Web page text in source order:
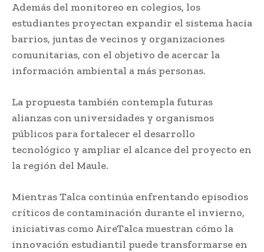
Además del monitoreo en colegios, los
estudiantes proyectan expandir el sistema hacia
barrios, juntas de vecinos y organizaciones
comunitarias, con el objetivo de acercar la
información ambiental a más personas.
La propuesta también contempla futuras
alianzas con universidades y organismos
públicos para fortalecer el desarrollo
tecnológico y ampliar el alcance del proyecto en
la región del Maule.
Mientras Talca continúa enfrentando episodios
críticos de contaminación durante el invierno,
iniciativas como AireTalca muestran cómo la
innovación estudiantil puede transformarse en